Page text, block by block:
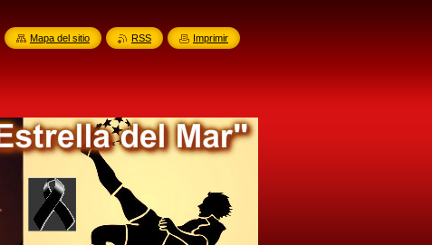
Mapa del sitio RSS Imprimir